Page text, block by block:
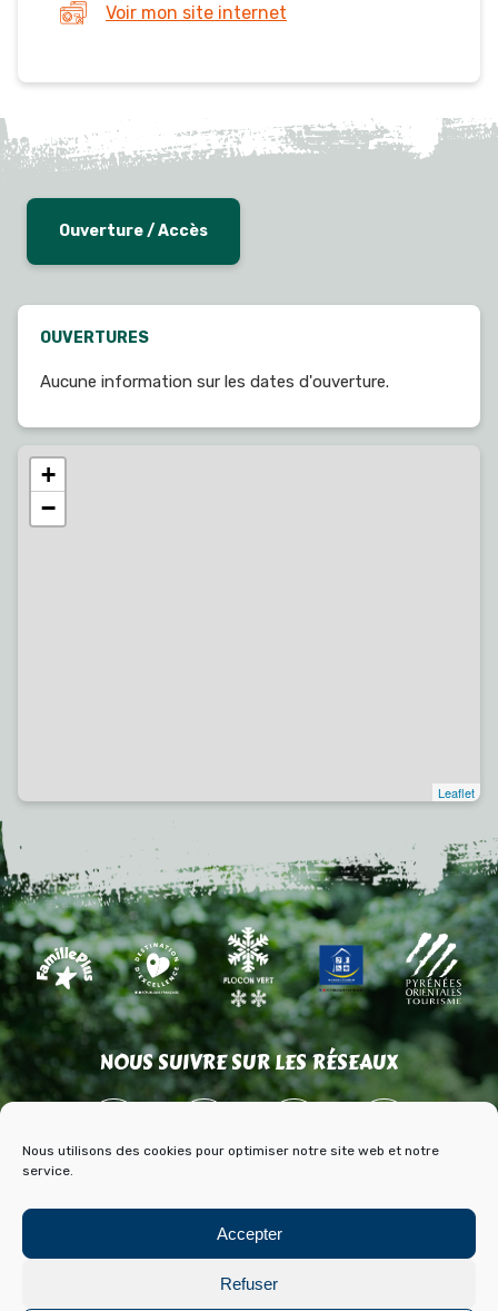
Nous utilisons des cookies pour optimiser notre site web et notre
service.
Accepter
Refuser
Voir mon site internet
Ouverture / Accès
OUVERTURES
Aucune information sur les dates d'ouverture.
+
−
Leaflet
NOUS SUIVRE SUR LES RÉSEAUX
CONTACT
PARTENAIRES
PRESSE & MÉDIAS
BLOG HISTOIRE ET ARCHIVES DE FONT ROMEU